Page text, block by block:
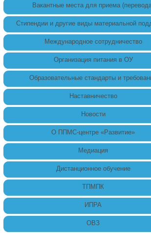
Вакантные места для приема
Стипендии и другие виды материальной
Международное сотрудничество
Организация питания в ОУ
Образовательные стандарты и
Наставничество
Новости
О ППМС-центре «Развитие»
Медиация
Дистанционное обучение
ТПМПК
ИПРА
ОВЗ